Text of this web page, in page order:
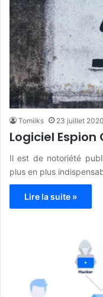
Tomiiks 23 juillet 2020
Logiciel
Il est de notoriété
plus en plus
Lire la suite »